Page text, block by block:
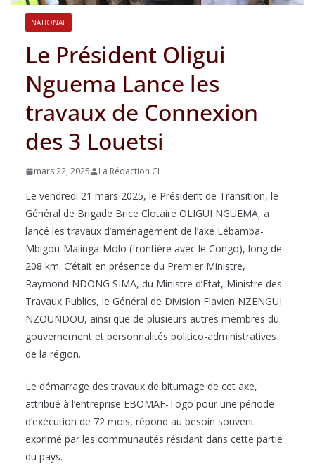
NATIONAL
Le Président Oligui
Nguema Lance les
travaux de Connexion
des 3 Louetsi
mars 22, 2025 La Rédaction CI
Le vendredi 21 mars 2025, le Président de Transition, le
Général de Brigade Brice Clotaire OLIGUI NGUEMA, a
lancé les travaux d’aménagement de l’axe Lébamba-
Mbigou-Malinga-Molo (frontière avec le Congo), long de
208 km. C’était en présence du Premier Ministre,
Raymond NDONG SIMA, du Ministre d’Etat, Ministre des
Travaux Publics, le Général de Division Flavien NZENGUI
NZOUNDOU, ainsi que de plusieurs autres membres du
gouvernement et personnalités politico-administratives
de la région.
Le démarrage des travaux de bitumage de cet axe,
attribué à l’entreprise EBOMAF-Togo pour une période
d’exécution de 72 mois, répond au besoin souvent
exprimé par les communautés résidant dans cette partie
du pays.